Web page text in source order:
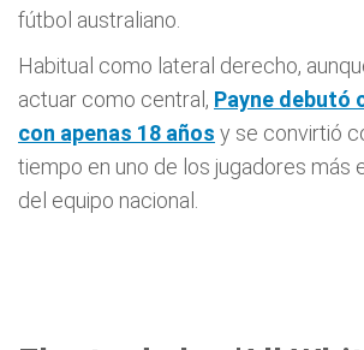
fútbol australiano.
Habitual como lateral derecho,
actuar como central, Payne debutó
con apenas 18 años y se convirtió
tiempo en uno de los jugadores más
del equipo nacional.